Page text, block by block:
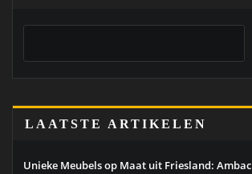
LAATSTE ARTIKELEN
Unieke Meubels op Maat uit Friesland: